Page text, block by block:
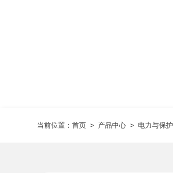
当前位置：首页 > 产品中心 > 电力与保护